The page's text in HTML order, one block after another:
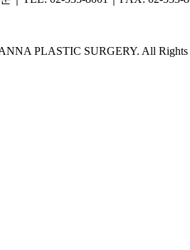
PLASTIC SURGERY. All Rights